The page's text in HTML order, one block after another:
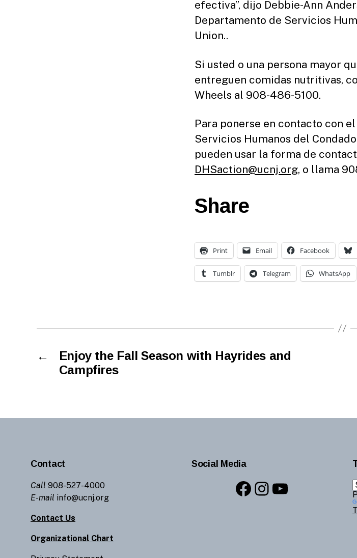
efectiva”, dijo Debbie-Ann
Departamento de Servicios
Union..
Si usted o una persona mayor
entreguen comidas nutritivas,
Wheels al 908-486-5100.
Para ponerse en contacto con
Servicios Humanos del
pueden usar la forma de
DHSaction@ucnj.org, o llama
Share
Print Email Facebook
Tumblr Telegram WhatsApp
←
Enjoy the Fall Season with Hayrides and
Campfires
Contact
Call 908-527-4000
E-mail info@ucnj.org
Contact Us
Organizational Chart
Social Media
Facebook
Instagram
YouTube